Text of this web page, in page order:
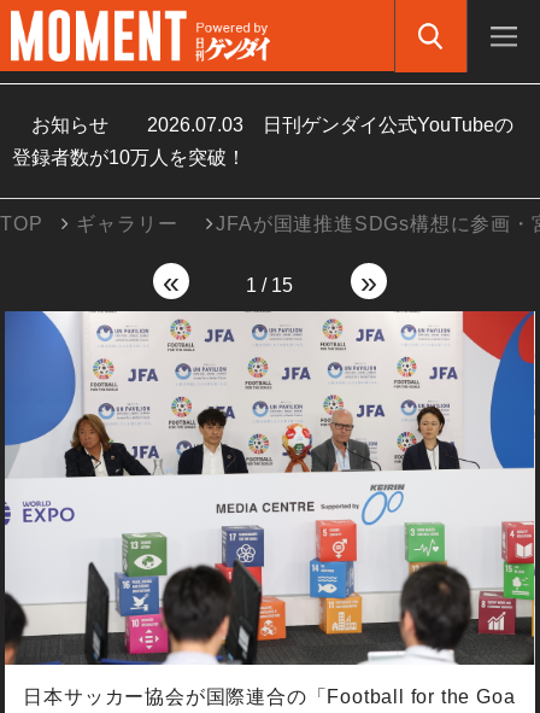
お知らせ 2026.07.03
日刊ゲンダイ公式YouTubeの
登録者数が10万人を突破！
TOP ギャラリー JFAが国連推進SDGs構想に参画・
«
日本サッカー協会が国際連合の「Football for the Goa
»
1 / 15